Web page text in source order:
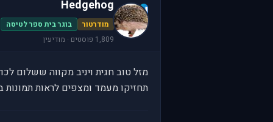
H
Hedgehog
מודרטור
בוגר בית ספר לטיסה
1,809 פוסטים · מודיעין
מזל טוב חגית ויניב מקווה ששלום
תחזיקו מעמד ומצפים לראות